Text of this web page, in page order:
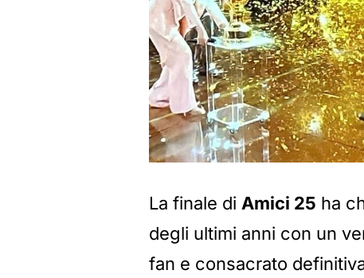
La finale di Amici 25 ha
degli ultimi anni con un
fan e consacrato